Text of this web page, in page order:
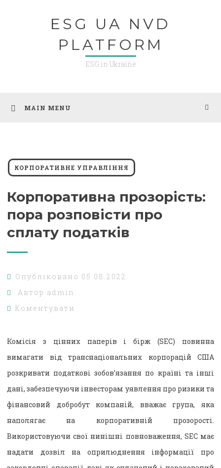
ESG UA NVD
PLATFORM
ESG in Ukraine
MAIN MENU
КОРПОРАТИВНЕ УПРАВЛІННЯ
Корпоративна прозорість:
пора розповісти про
сплату податків
Опубліковано 05.08.2022
Автор admin.
Коментувати
Комісія з цінних паперів і бірж (SEC) повинна
вимагати від транснаціональних корпорацій США
розкривати податкові зобов’язання по країні та інші
дані, забезпечуючи інвесторам уявлення про ризики та
фінансовий добробут компаній, вважає група, яка
наполягає на корпоративній прозорості.
Використовуючи свої нинішні повноваження, SEC має
надати дозвіл на оприлюднення інформації про